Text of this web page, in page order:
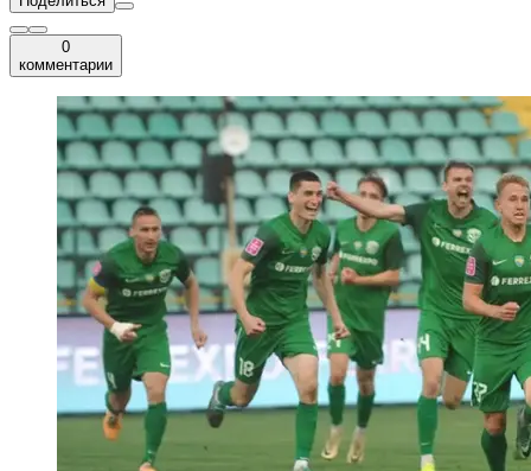
0
комментарии